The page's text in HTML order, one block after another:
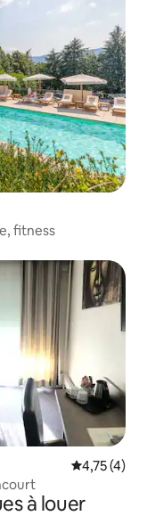
fitness
Note
4,75 (4)
à louer